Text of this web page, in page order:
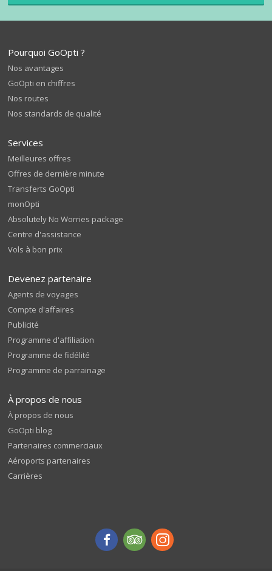
Pourquoi GoOpti ?
Nos avantages
GoOpti en chiffres
Nos routes
Nos standards de qualité
Services
Meilleures offres
Offres de dernière minute
Transferts GoOpti
monOpti
Absolutely No Worries package
Centre d'assistance
Vols à bon prix
Devenez partenaire
Agents de voyages
Compte d'affaires
Publicité
Programme d'affiliation
Programme de fidélité
Programme de parrainage
À propos de nous
À propos de nous
GoOpti blog
Partenaires commerciaux
Aéroports partenaires
Carrières